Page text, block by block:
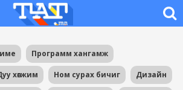
Программ хангамж
хөгжим Ном сурах бичиг Дизайн